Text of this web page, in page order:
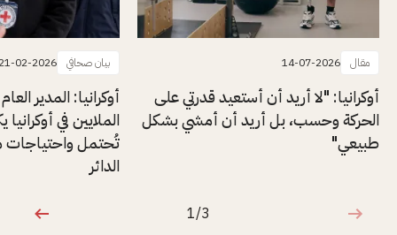
مقال 14-07-2026
أوكرانيا: "لا أريد أن أستعيد قدرتي على
الحركة وحسب، بل أريد أن أمشي بشكل
طبيعي"
بيان صحافي 02-2026
أوكرانيا: المدير
الملايين في
تُحتمل واحتياجات
الدائر
1 من 3
1/3